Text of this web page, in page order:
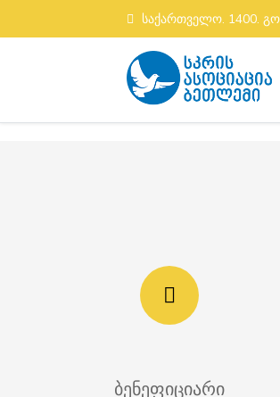
საქართველო. 1400.
ბენეფიციარი